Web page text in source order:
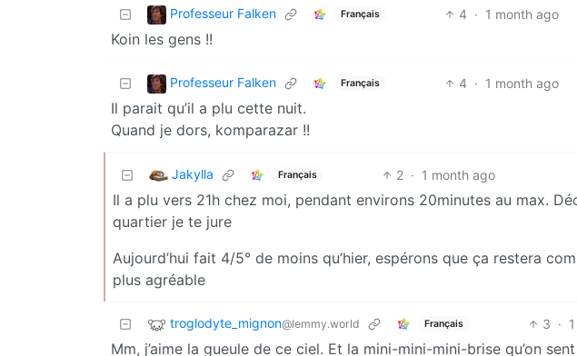
Professeur Falken Français 4 · 1 month ago
Koin les gens !!
Professeur Falken Français 4 · 1 month ago
Il parait qu’il a plu cette nuit.
Quand je dors, komparazar !!
Jakylla Français 2 · 1 month ago
Il a plu vers 21h chez moi, pendant environs 20minutes au max.
quartier je te jure
Aujourd’hui fait 4/5° de moins qu’hier, espérons que ça restera
plus agréable
troglodyte_mignon@lemmy.world Français 3 ·
Mm, j’aime la gueule de ce ciel. Et la mini-mini-mini-brise qu’on